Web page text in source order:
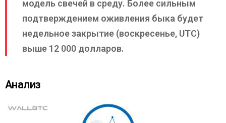
модель свечей в среду. Более сильным
подтверждением оживления быка будет
недельное закрытие (воскресенье, UTC)
выше 12 000 долларов.
Анализ